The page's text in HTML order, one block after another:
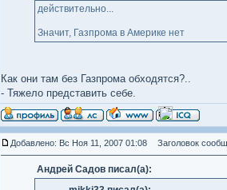
действительно...
Значит, Газпрома в Америке нет
Как они там без Газпрома обходятся?..
- Тяжело представить себе.
Добавлено: Вс Ноя 11, 2007 01:08 Заголовок
Андрей Садов писал(а):